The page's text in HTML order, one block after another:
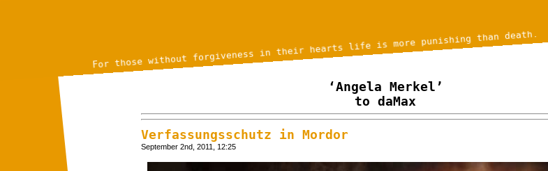
For those without forgiveness in their hearts life is more punishing than death.
‘Angela Merkel’
to daMax
Verfassungsschutz in Mordor
September 2nd, 2011, 12:25